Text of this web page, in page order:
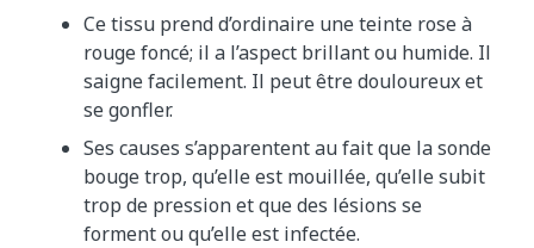
Ce tissu prend d’ordinaire une teinte rose à
rouge foncé; il a l’aspect brillant ou humide. Il
saigne facilement. Il peut être douloureux et
se gonfler.
Ses causes s’apparentent au fait que la sonde
bouge trop, qu’elle est mouillée, qu’elle subit
trop de pression et que des lésions se
forment ou qu’elle est infectée.